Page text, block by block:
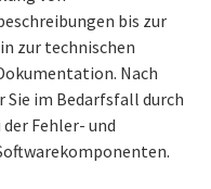
bis zur
zur technischen
Nach
im Bedarfsfall durch
Fehler- und